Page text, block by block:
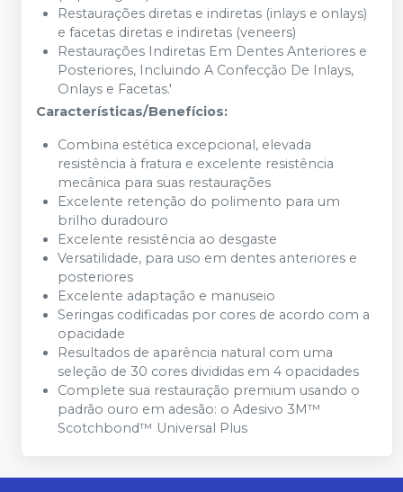
Restaurações diretas e indiretas (inlays e onlays)
e facetas diretas e indiretas (veneers)
Restaurações Indiretas Em Dentes Anteriores e
Posteriores, Incluindo A Confecção De Inlays,
Onlays e Facetas.'
Características/Benefícios:
Combina estética excepcional, elevada
resistência à fratura e excelente resistência
mecânica para suas restaurações
Excelente retenção do polimento para um
brilho duradouro
Excelente resistência ao desgaste
Versatilidade, para uso em dentes anteriores e
posteriores
Excelente adaptação e manuseio
Seringas codificadas por cores de acordo com a
opacidade
Resultados de aparência natural com uma
seleção de 30 cores divididas em 4 opacidades
Complete sua restauração premium usando o
padrão ouro em adesão: o Adesivo 3M™
Scotchbond™ Universal Plus